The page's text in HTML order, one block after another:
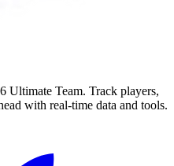
Ultimate Team. Track players,
with real-time data and tools.